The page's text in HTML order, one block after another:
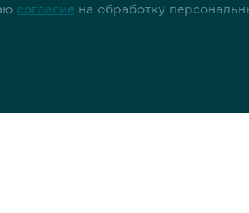
согласие на обработку